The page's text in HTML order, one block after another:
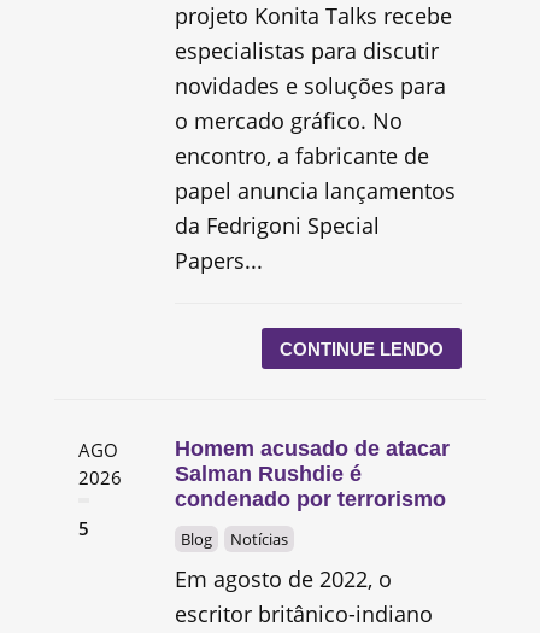
projeto Konita Talks recebe
especialistas para discutir
novidades e soluções para
o mercado gráfico. No
encontro, a fabricante de
papel anuncia lançamentos
da Fedrigoni Special
Papers...
CONTINUE LENDO
AGO
2026
5
Homem acusado de atacar
Salman Rushdie é
condenado por terrorismo
Blog Notícias
Em agosto de 2022, o
escritor britânico-indiano